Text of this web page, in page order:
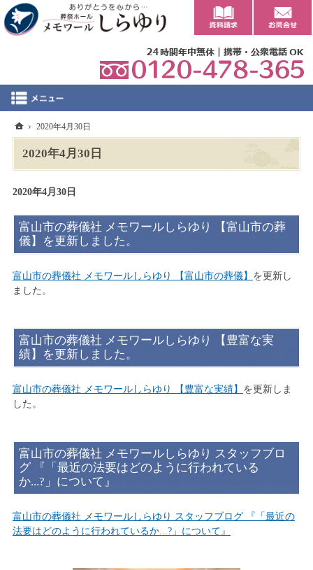
2020年4月30日
2020年4月30日
富山市の葬儀社 メモワールしらゆり 【富山市の葬
儀】を更新しました。
富山市の葬儀社 メモワールしらゆり 【富山市の葬儀】 を更新し
ました。
富山市の葬儀社 メモワールしらゆり 【豊富な実
績】を更新しました。
富山市の葬儀社 メモワールしらゆり 【豊富な実績】 を更新しま
した。
富山市の葬儀社 メモワールしらゆり スタッフブロ
グ 『「最近の法要はどのように行われている
か...?」について』
富山市の葬儀社 メモワールしらゆり スタッフブログ 『「最近の
法要はどのように行われているか...?」について』
ホーム
2020年4月30日